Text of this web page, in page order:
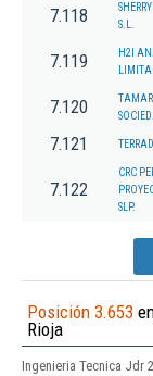
7.118
S.L.
7.119
H2I
7.120
7.121
7.122
CRC
SLP.
Posición 3.653
Rioja
Ingenieria Tecnica Jdr